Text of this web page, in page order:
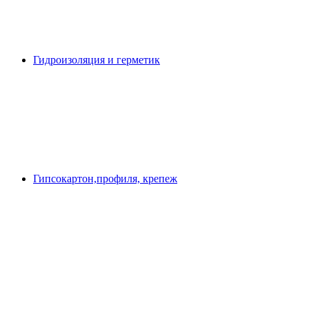
Гидроизоляция и герметик
Гипсокартон,профиля, крепеж